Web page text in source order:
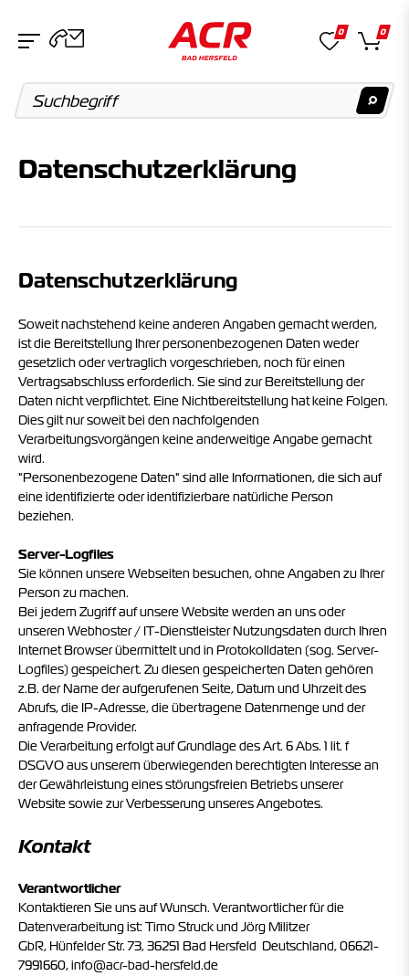
Suchvorschläge
Keine Suchergebnisse gefunden.
Kategorien
Keine Suchergebnisse gefunden.
0 0
Daten­schutz­erklärung
Datenschutzerklärung
Soweit nachstehend keine anderen Angaben gemacht werden,
ist die Bereitstellung Ihrer personenbezogenen Daten weder
gesetzlich oder vertraglich vorgeschrieben, noch für einen
Vertragsabschluss erforderlich. Sie sind zur Bereitstellung der
Daten nicht verpflichtet. Eine Nichtbereitstellung hat keine Folgen.
Dies gilt nur soweit bei den nachfolgenden
Verarbeitungsvorgängen keine anderweitige Angabe gemacht
wird.
"Personenbezogene Daten" sind alle Informationen, die sich auf
eine identifizierte oder identifizierbare natürliche Person
beziehen.
Server-Logfiles
Sie können unsere Webseiten besuchen, ohne Angaben zu Ihrer
Person zu machen.
Bei jedem Zugriff auf unsere Website werden an uns oder
unseren Webhoster / IT-Dienstleister Nutzungsdaten durch Ihren
Internet Browser übermittelt und in Protokolldaten (sog. Server-
Logfiles) gespeichert. Zu diesen gespeicherten Daten gehören
z.B. der Name der aufgerufenen Seite, Datum und Uhrzeit des
Abrufs, die IP-Adresse, die übertragene Datenmenge und der
anfragende Provider.
Die Verarbeitung erfolgt auf Grundlage des Art. 6 Abs. 1 lit. f
DSGVO aus unserem überwiegenden berechtigten Interesse an
der Gewährleistung eines störungsfreien Betriebs unserer
Website sowie zur Verbesserung unseres Angebotes.
Kontakt
Verantwortlicher
Kontaktieren Sie uns auf Wunsch. Verantwortlicher für die
Datenverarbeitung ist:Timo Struck und Jörg Militzer
GbR, Hünfelder Str. 73,36251 Bad Hersfeld Deutschland,06621-
7991660,info@acr-bad-hersfeld.de